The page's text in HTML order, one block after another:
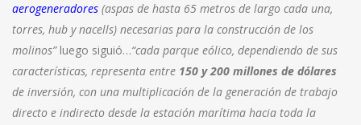
aerogeneradores (aspas de hasta 65 metros de largo cada una,
torres, hub y nacells) necesarias para la construcción de los
molinos”luego siguió…“cada parque eólico, dependiendo de sus
características, representa entre 150 y 200 millones de dólares
de inversión, con una multiplicación de la generación de trabajo
directo e indirecto desde la estación marítima hacia toda la